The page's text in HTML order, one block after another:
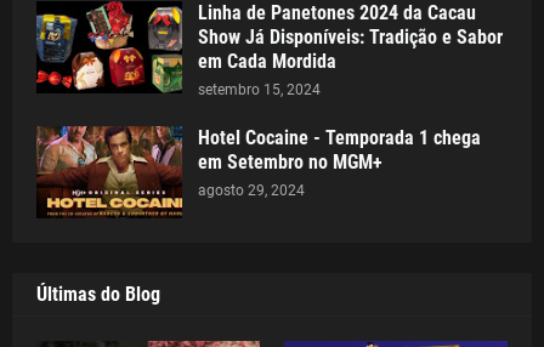
Linha de Panetones 2024 da Cacau
Show Já Disponíveis: Tradição e Sabor
em Cada Mordida
setembro 15, 2024
Hotel Cocaine - Temporada 1 chega
em Setembro no MGM+
agosto 29, 2024
Últimas do Blog